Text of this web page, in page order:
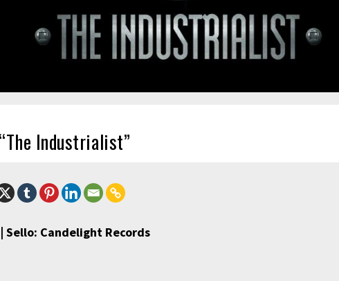
“The Industrialist”
Sello: Candelight Records